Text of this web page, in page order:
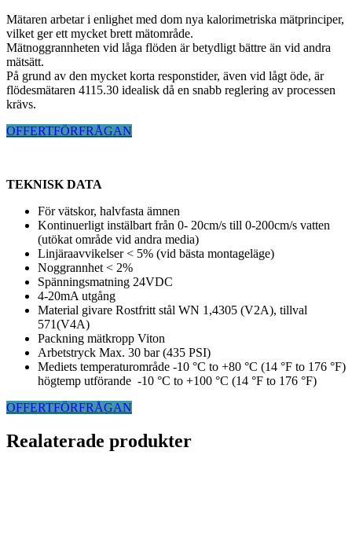
Mätaren arbetar i enlighet med dom nya kalorimetriska mätprinciper,
vilket ger ett mycket brett mätområde.
Mätnoggrannheten vid låga flöden är betydligt bättre än vid andra
mätsätt.
På grund av den mycket korta responstider, även vid lågt öde, är
flödesmätaren 4115.30 idealisk då en snabb reglering av processen
krävs.
OFFERTFÖRFRÅGAN
TEKNISK DATA
För vätskor, halvfasta ämnen
Kontinuerligt instälbart från 0- 20cm/s till 0-200cm/s vatten
(utökat område vid andra media)
Linjäraavvikelser < 5% (vid bästa montageläge)
Noggrannhet < 2%
Spänningsmatning 24VDC
4-20mA utgång
Material givare Rostfritt stål WN 1,4305 (V2A), tillval
571(V4A)
Packning mätkropp Viton
Arbetstryck Max. 30 bar (435 PSI)
Mediets temperaturområde -10 °C to +80 °C (14 °F to 176 °F)
högtemp utförande -10 °C to +100 °C (14 °F to 176 °F)
OFFERTFÖRFRÅGAN
Realaterade produkter